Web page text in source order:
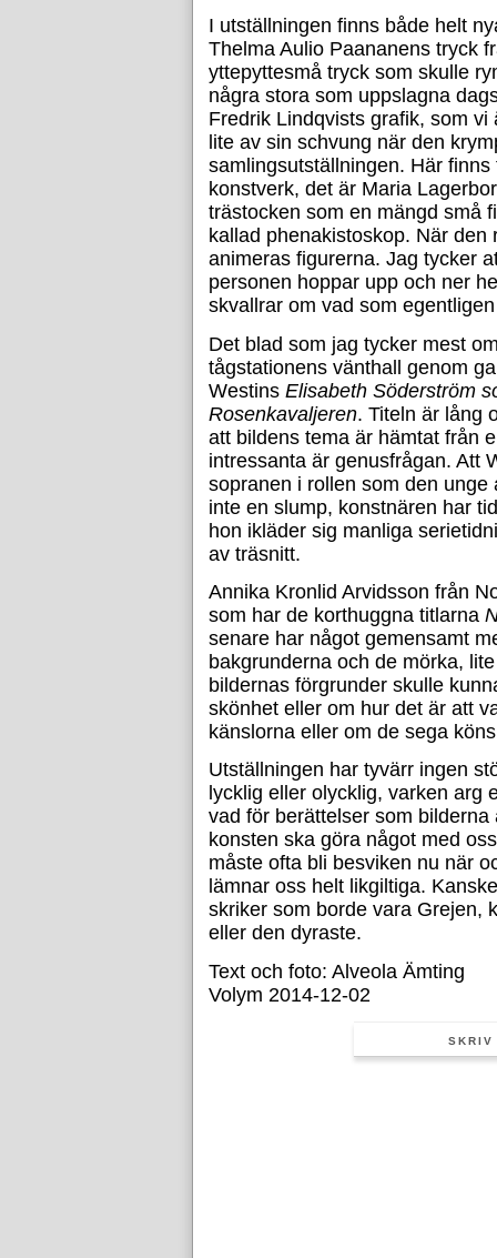
I utställningen finns både helt
Thelma Aulio Paananens tryck
yttepyttesmå tryck som skulle
några stora som uppslagna
Fredrik Lindqvists grafik, som
lite av sin schvung när den
samlingsutställningen. Här
konstverk, det är Maria
trästocken som en mängd små
kallad phenakistoskop. När
animeras figurerna. Jag tycker
personen hoppar upp och ner
skvallrar om vad som
Det blad som jag tycker mest
tågstationens vänthall genom
Westins Elisabeth Söderström
Rosenkavaljeren. Titeln är lång
att bildens tema är hämtat från
intressanta är genusfrågan. Att
sopranen i rollen som den
inte en slump, konstnären har
hon ikläder sig manliga
av träsnitt.
Annika Kronlid Arvidsson från
som har de korthuggna titlarna
senare har något gemensamt
bakgrunderna och de mörka,
bildernas förgrunder skulle
skönhet eller om hur det är att
känslorna eller om de sega
Utställningen har tyvärr ingen
lycklig eller olycklig, varken arg
vad för berättelser som
konsten ska göra något med
måste ofta bli besviken nu när
lämnar oss helt likgiltiga.
skriker som borde vara Grejen,
eller den dyraste.
Text och foto: Alveola Ämting
Volym 2014-12-02
SKRIV